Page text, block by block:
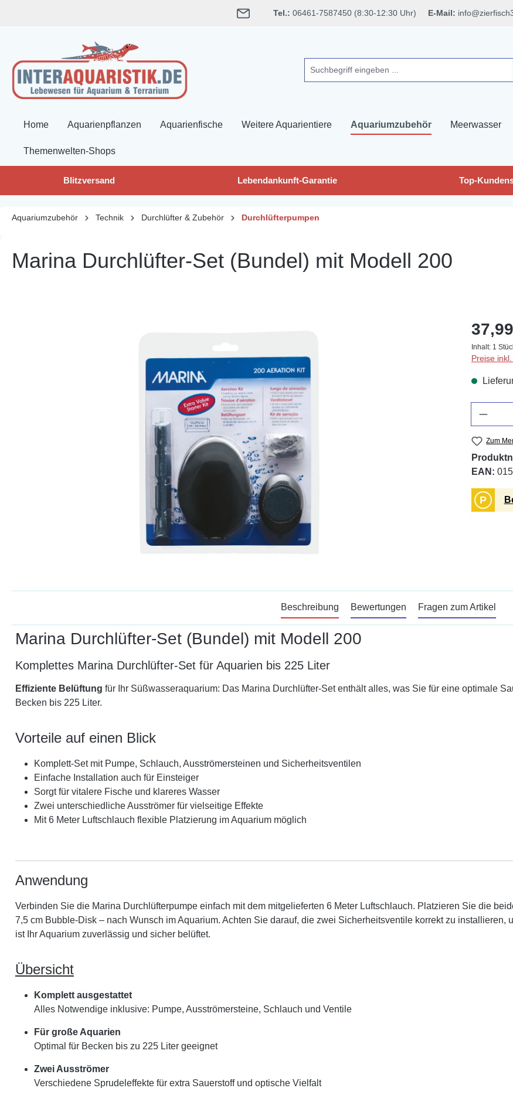
Tel.: 06461-7587450 (8:30-12:30 Uhr) E-Mail:
Home Aquarienpflanzen Aquarienfische Weitere Aquarientiere Aquariumzubehör Meerwasser
Themenwelten-Shops
Blitzversand Lebendankunft-Garantie Top-
Aquariumzubehör Technik Durchlüfter & Zubehör Durchlüfterpumpen
Marina Durchlüfter-Set (Bundel) mit Modell 200
Inhalt: 1
Preise
Zum
EAN:
P
Beschreibung Bewertungen Fragen zum Artikel
Marina Durchlüfter-Set (Bundel) mit Modell 200
Komplettes Marina Durchlüfter-Set für Aquarien bis 225 Liter
Effiziente Belüftung für Ihr Süßwasseraquarium: Das Marina Durchlüfter-Set enthält alles, was Sie für eine optimale
Becken bis 225 Liter.
Vorteile auf einen Blick
Komplett-Set mit Pumpe, Schlauch, Ausströmersteinen und Sicherheitsventilen
Einfache Installation auch für Einsteiger
Sorgt für vitalere Fische und klareres Wasser
Zwei unterschiedliche Ausströmer für vielseitige Effekte
Mit 6 Meter Luftschlauch flexible Platzierung im Aquarium möglich
Anwendung
Verbinden Sie die Marina Durchlüfterpumpe einfach mit dem mitgelieferten 6 Meter Luftschlauch. Platzieren Sie die
7,5 cm Bubble-Disk – nach Wunsch im Aquarium. Achten Sie darauf, die zwei Sicherheitsventile korrekt zu
ist Ihr Aquarium zuverlässig und sicher belüftet.
Übersicht
Komplett ausgestattet
Alles Notwendige inklusive: Pumpe, Ausströmersteine, Schlauch und Ventile
Für große Aquarien
Optimal für Becken bis zu 225 Liter geeignet
Zwei Ausströmer
Verschiedene Sprudeleffekte für extra Sauerstoff und optische Vielfalt